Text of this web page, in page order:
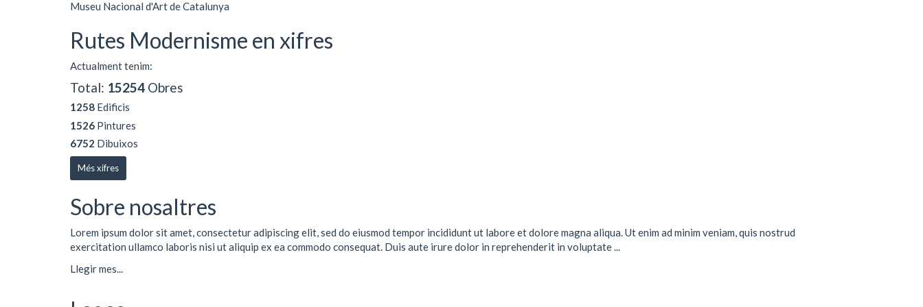
Museu Nacional d'Art de Catalunya
Rutes Modernisme en xifres
Actualment tenim:
Total: 15254 Obres
1258 Edificis
1526 Pintures
6752 Dibuixos
Més xifres
Sobre nosaltres
Lorem ipsum dolor sit amet, consectetur adipiscing elit, sed do eiusmod tempor incididunt ut labore et dolore magna aliqua. Ut enim ad minim veniam, quis nostrud
exercitation ullamco laboris nisi ut aliquip ex ea commodo consequat. Duis aute irure dolor in reprehenderit in voluptate ...
Llegir mes...